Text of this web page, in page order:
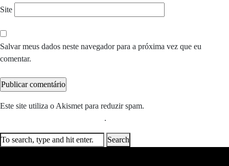
Site
Salvar meus dados neste navegador para a próxima vez que eu
comentar.
Este site utiliza o Akismet para reduzir spam.
.
Search